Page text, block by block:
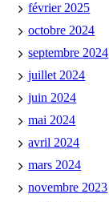
février 2025
octobre 2024
septembre 2024
juillet 2024
juin 2024
mai 2024
avril 2024
mars 2024
novembre 2023